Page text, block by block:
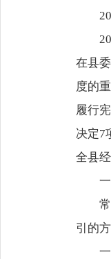
在县
度的
履行
决定7
全县
引的